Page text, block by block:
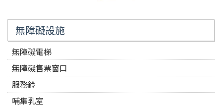
無障礙設施
無障礙電梯
無障礙售票窗口
服務鈴
哺集乳室